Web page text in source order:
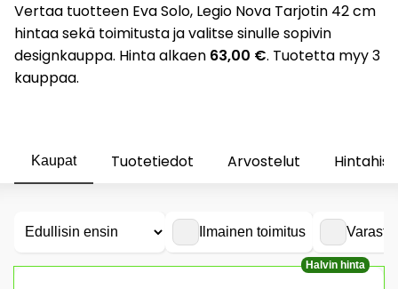
Vertaa tuotteen Eva Solo, Legio Nova Tarjotin 42 cm
hintaa sekä toimitusta ja valitse sinulle sopivin
designkauppa. Hinta alkaen 63,00 €. Tuotetta myy 3
kauppaa.
Kaupat Tuotetiedot Arvostelut
Ilmainen toimitus
Halvin hinta